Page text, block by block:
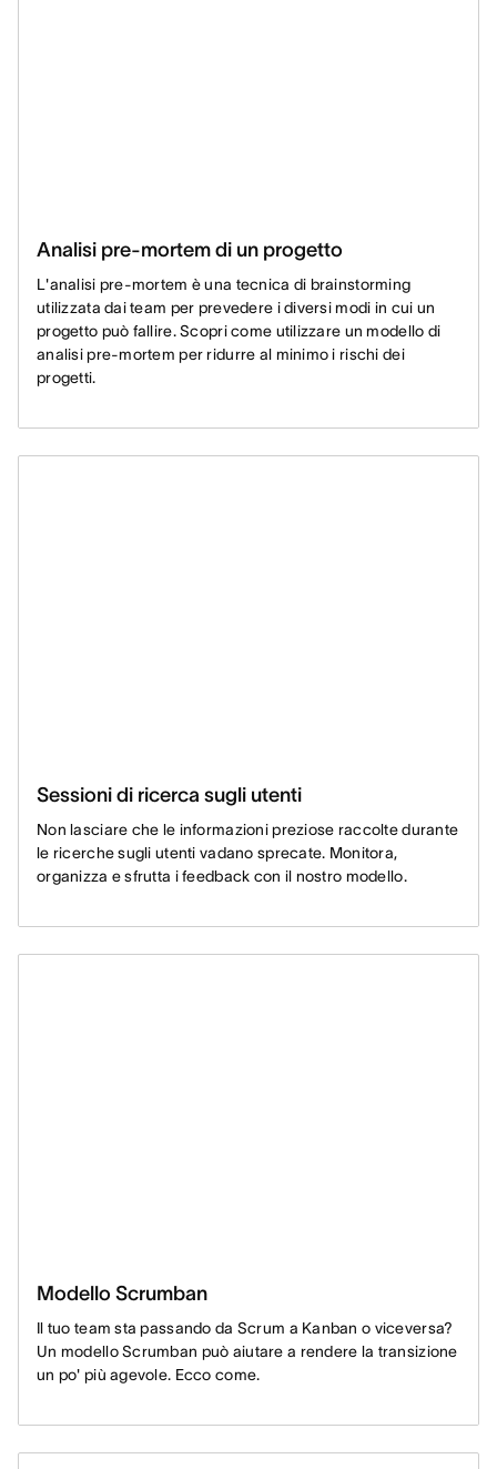
Analisi pre-mortem di un progetto
L'analisi pre-mortem è una tecnica di brainstorming
utilizzata dai team per prevedere i diversi modi in cui un
progetto può fallire. Scopri come utilizzare un modello di
analisi pre-mortem per ridurre al minimo i rischi dei
progetti.
Sessioni di ricerca sugli utenti
Non lasciare che le informazioni preziose raccolte durante
le ricerche sugli utenti vadano sprecate. Monitora,
organizza e sfrutta i feedback con il nostro modello.
Modello Scrumban
Il tuo team sta passando da Scrum a Kanban o viceversa?
Un modello Scrumban può aiutare a rendere la transizione
un po' più agevole. Ecco come.